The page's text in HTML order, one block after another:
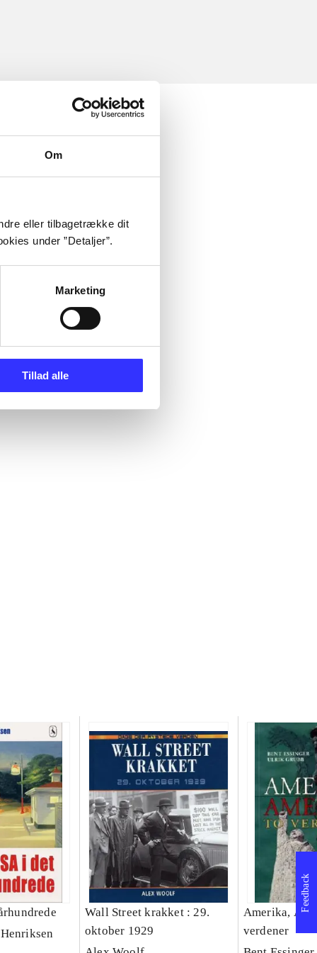
Om
eller tilbagetrække dit
under ”Detaljer”.
Marketing
Tillad alle
Wall Street krakket : 29.
oktober 1929
Amerika,
verdener
Feedback